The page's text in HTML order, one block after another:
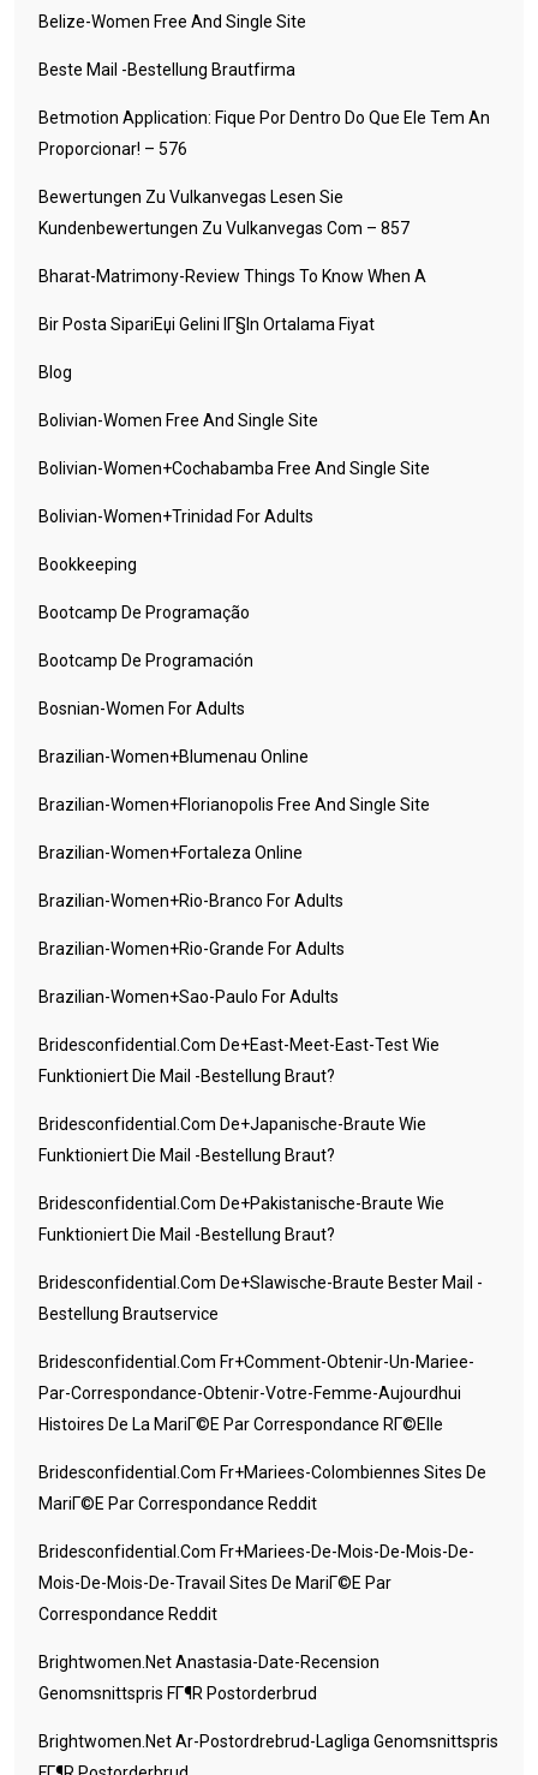
Belize-Women Free And Single Site
Beste Mail -Bestellung Brautfirma
Betmotion Application: Fique Por Dentro Do Que Ele Tem An
Proporcionar! – 576
Bewertungen Zu Vulkanvegas Lesen Sie
Kundenbewertungen Zu Vulkanvegas Com – 857
Bharat-Matrimony-Review Things To Know When A
Bir Posta SipariЕџi Gelini IГ§in Ortalama Fiyat
Blog
Bolivian-Women Free And Single Site
Bolivian-Women+cochabamba Free And Single Site
Bolivian-Women+trinidad For Adults
Bookkeeping
Bootcamp De Programação
Bootcamp De Programación
Bosnian-Women For Adults
Brazilian-Women+blumenau Online
Brazilian-Women+florianopolis Free And Single Site
Brazilian-Women+fortaleza Online
Brazilian-Women+rio-Branco For Adults
Brazilian-Women+rio-Grande For Adults
Brazilian-Women+sao-Paulo For Adults
Bridesconfidential.com De+east-Meet-East-Test Wie
Funktioniert Die Mail -Bestellung Braut?
Bridesconfidential.com De+japanische-Braute Wie
Funktioniert Die Mail -Bestellung Braut?
Bridesconfidential.com De+pakistanische-Braute Wie
Funktioniert Die Mail -Bestellung Braut?
Bridesconfidential.com De+slawische-Braute Bester Mail -
Bestellung Brautservice
Bridesconfidential.com Fr+comment-Obtenir-Un-Mariee-
Par-Correspondance-Obtenir-Votre-Femme-Aujourdhui
Histoires De La MariГ©e Par Correspondance RГ©elle
Bridesconfidential.com Fr+mariees-Colombiennes Sites De
MariГ©e Par Correspondance Reddit
Bridesconfidential.com Fr+mariees-De-Mois-De-Mois-De-
Mois-De-Mois-De-Travail Sites De MariГ©e Par
Correspondance Reddit
Brightwomen.net Anastasia-Date-Recension
Genomsnittspris FГ¶r Postorderbrud
Brightwomen.net Ar-Postordrebrud-Lagliga Genomsnittspris